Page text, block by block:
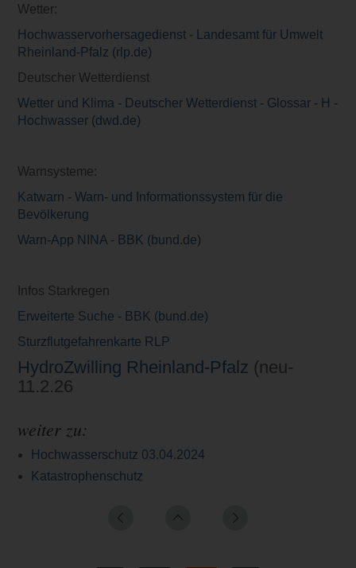
Wetter:
Hochwasservorhersagedienst - Landesamt für Umwelt
Rheinland-Pfalz (rlp.de)
Deutscher Wetterdienst
Wetter und Klima - Deutscher Wetterdienst - Glossar - H -
Hochwasser (dwd.de)
Warnsysteme:
Katwarn - Warn- und Informationssystem für die
Bevölkerung
Warn-App NINA - BBK (bund.de)
Infos Starkregen
Erweiterte Suche - BBK (bund.de)
Sturzflutgefahrenkarte RLP
HydroZwilling Rheinland-Pfalz (neu-
11.2.26
weiter zu:
Hochwasserschutz 03.04.2024
Katastrophenschutz